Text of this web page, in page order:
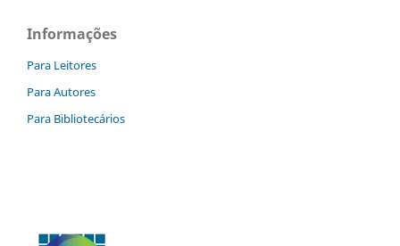
Informações
Para Leitores
Para Autores
Para Bibliotecários